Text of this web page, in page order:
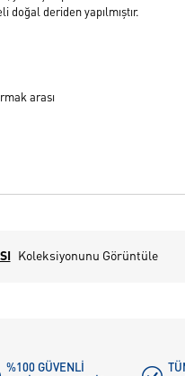
doğal deriden yapılmıştır.
arası
Koleksiyonunu Görüntüle
%100 GÜVENLI